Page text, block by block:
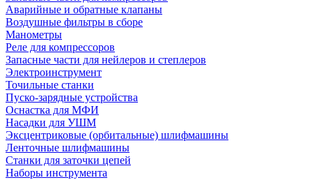
Аварийные и обратные клапаны
Воздушные фильтры в сборе
Манометры
Реле для компрессоров
Запасные части для нейлеров и степлеров
Электроинструмент
Точильные станки
Пуско-зарядные устройства
Оснастка для МФИ
Насадки для УШМ
Эксцентриковые (орбитальные) шлифмашины
Ленточные шлифмашины
Станки для заточки цепей
Наборы инструмента